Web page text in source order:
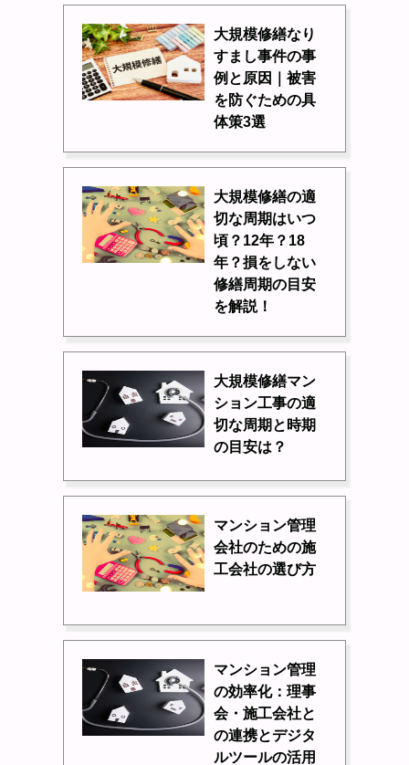
大規模修繕なり
すまし事件の事
例と原因｜被害
を防ぐための具
体策3選
大規模修繕の適
切な周期はいつ
頃？12年？18
年？損をしない
修繕周期の目安
を解説！
大規模修繕マン
ション工事の適
切な周期と時期
の目安は？
マンション管理
会社のための施
工会社の選び方
マンション管理
の効率化：理事
会・施工会社と
の連携とデジタ
ルツールの活用